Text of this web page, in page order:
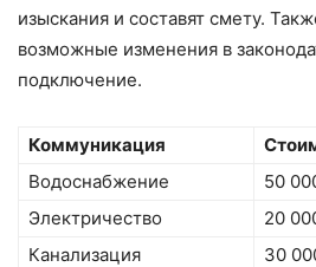
изыскания и составят смету.
возможные изменения в
подключение.
Коммуникация
Водоснабжение
50
Электричество
20
Канализация
30